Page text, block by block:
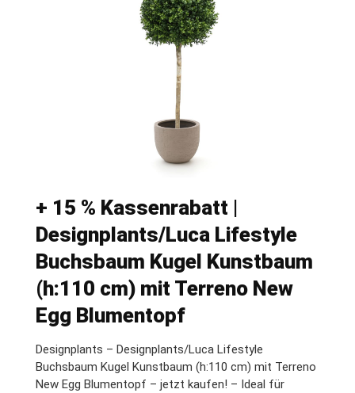
+ 15 % Kassenrabatt |
Designplants/Luca Lifestyle
Buchsbaum Kugel Kunstbaum
(h:110 cm) mit Terreno New
Egg Blumentopf
Designplants – Designplants/Luca Lifestyle
Buchsbaum Kugel Kunstbaum (h:110 cm) mit Terreno
New Egg Blumentopf – jetzt kaufen! – Ideal für